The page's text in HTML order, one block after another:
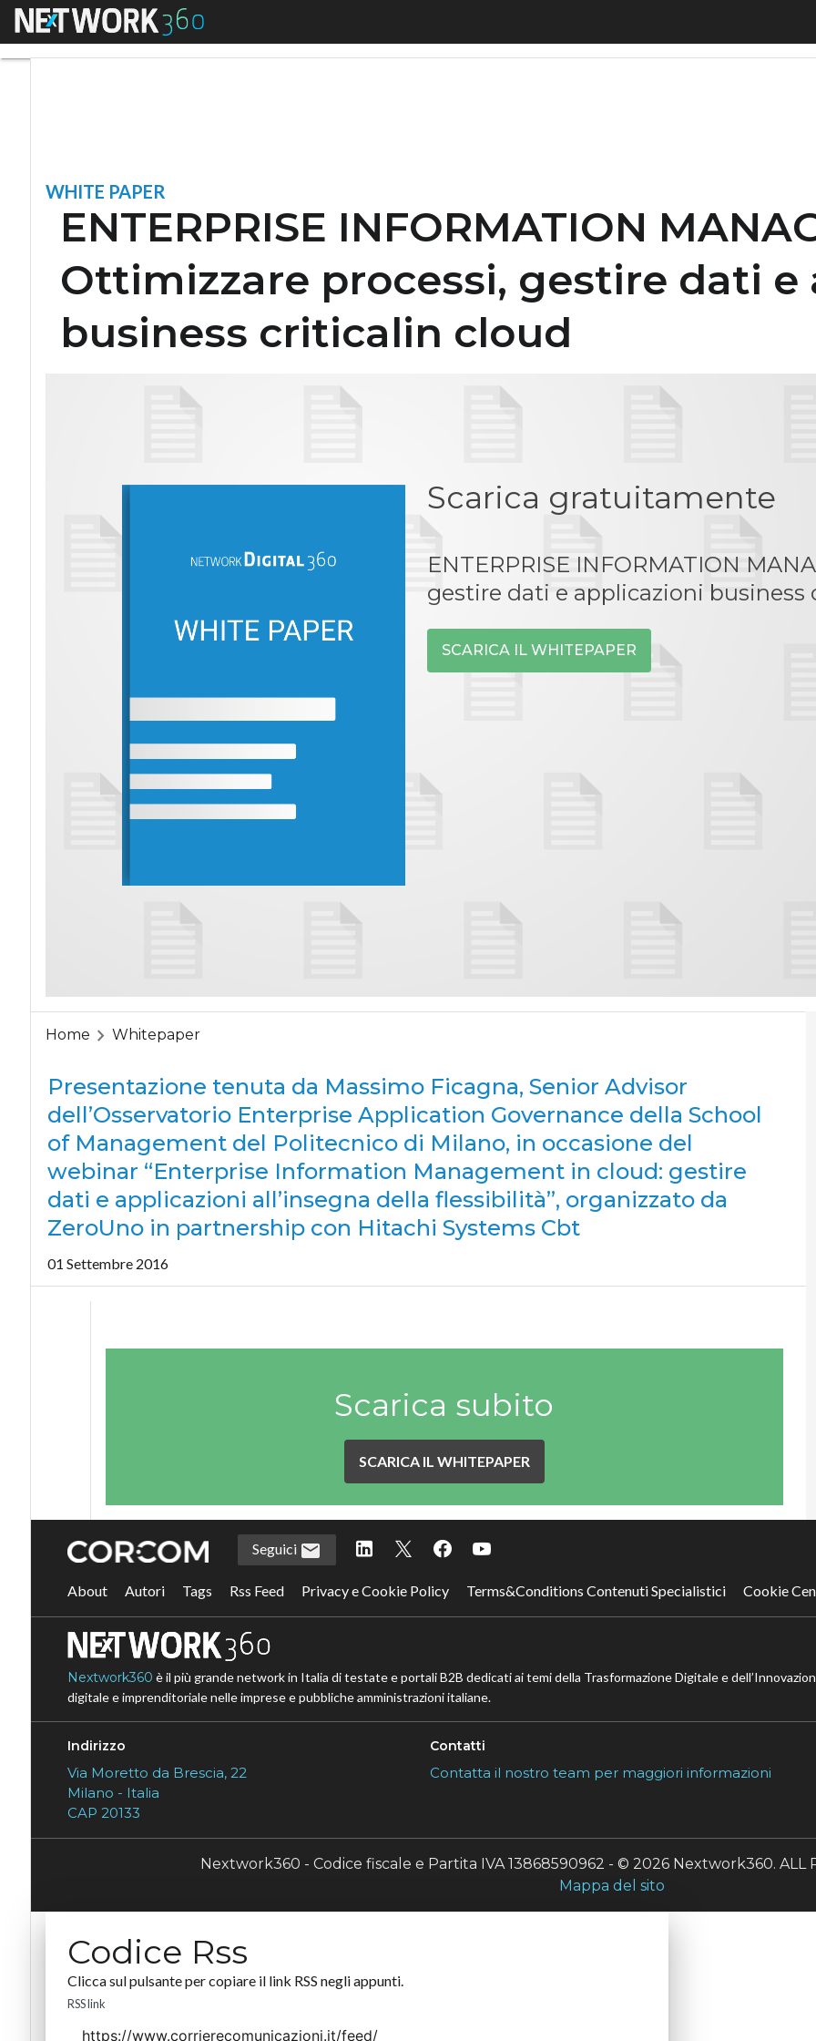
Menu
WHITE PAPER
ENTERPRISE INFORMATION
Ottimizzare processi, gestire dati e
business criticalin cloud
Scarica gratuitamente
ENTERPRISE INFORMATION
gestire dati e applicazioni
SCARICA IL WHITEPAPER
Home Whitepaper
Presentazione tenuta da Massimo Ficagna, Senior Advisor
dell’Osservatorio Enterprise Application Governance della School
of Management del Politecnico di Milano, in occasione del
webinar “Enterprise Information Management in cloud: gestire
dati e applicazioni all’insegna della flessibilità”, organizzato da
ZeroUno in partnership con Hitachi Systems Cbt
01 Settembre 2016
Scarica subito
SCARICA IL WHITEPAPER
Seguici
About Autori Tags Rss Feed Privacy e Cookie Policy Terms&Conditions Contenuti Specialistici Cookie
Nextwork360 è il più grande network in Italia di testate e portali B2B dedicati ai temi della Trasformazione Digitale e
digitale e imprenditoriale nelle imprese e pubbliche amministrazioni italiane.
Indirizzo
Via Moretto da Brescia, 22
Milano - Italia
CAP 20133
Contatti
Contatta il nostro team per maggiori informazioni
Nextwork360 - Codice fiscale e Partita IVA 13868590962 - © 2026 Nextwork360. ALL
Mappa del sito
Codice Rss
Clicca sul pulsante per copiare il link RSS negli appunti.
RSS link